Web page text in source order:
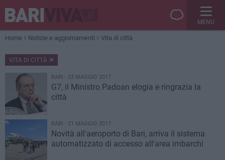
MENU
Home Notizie e aggiornamenti Vita di città
VITA DI CITTÀ
BARI - 23 MAGGIO 2017
G7, il Ministro Padoan elogia e ringrazia la
città
BARI - 21 MAGGIO 2017
Novità all'aeroporto di Bari, arriva il sistema
automatizzato di accesso all'area imbarchi